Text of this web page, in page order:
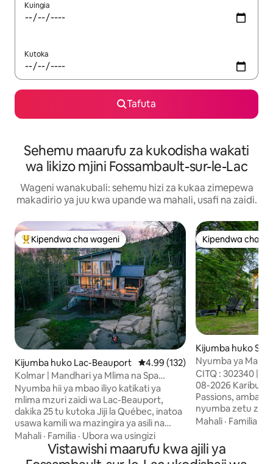
Kuingia
Kutoka
Tafuta
Sehemu maarufu za kukodisha wakati
wa likizo mjini Fossambault-sur-le-Lac
Wageni wanakubali: sehemu hizi za kukaa zimepewa
makadirio ya juu kwa upande wa mahali, usafi na zaidi.
Kipendwa maarufu cha wageni
Kipendwa cha wageni
Kijumba huko Lac-Beauport Ukadiriaji wa wastani wa 4.99
4.99 (132)
Kolmar | Mandhari ya Mlima na Spa
karibu na Jiji la Quebec
Nyumba hii ya mbao iliyo katikati ya
mlima mzuri zaidi wa Lac-Beauport,
dakika 25 tu kutoka Jiji la Québec, inatoa
usawa kamili wa mazingira ya asili na
starehe. Iko katika Domaine Le
Maelström, furahia shughuli kama vile
kutembea kwa miguu, kuendesha
Mahali · Familia · Ubora wa usingizi
Kipendwa cha
Kipendwa cha
Kijumba huko
Nyumba ya
yenye Spa | Le
CITQ : 302340 |
08-2026 Karibu kwenye Eneo la Île &
Passions,
nyumba zetu za
zilizojengwa
Jacques-Cartier. Mahali hapa pa faragha
katikati ya msitu
Mahali · Familia
Vistawishi maarufu kwa ajili ya